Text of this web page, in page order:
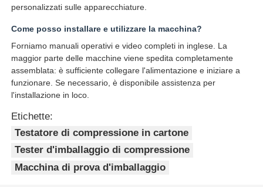
personalizzati sulle apparecchiature.
Come posso installare e utilizzare la macchina?
Forniamo manuali operativi e video completi in inglese. La
maggior parte delle macchine viene spedita completamente
assemblata: è sufficiente collegare l'alimentazione e iniziare a
funzionare. Se necessario, è disponibile assistenza per
l'installazione in loco.
Etichette:
Testatore di compressione in cartone
Tester d'imballaggio di compressione
Macchina di prova d'imballaggio